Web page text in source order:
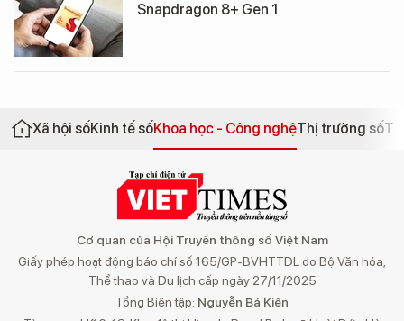
Snapdragon 8+ Gen 1
Xã hội sốKinh tế sốKhoa học - Công nghệThị trường số
Cơ quan của Hội Truyền thông số Việt Nam
Giấy phép hoạt động báo chí số 165/GP-BVHTTDL do Bộ Văn hóa,
Thể thao và Du lịch cấp ngày 27/11/2025
Tổng Biên tập: Nguyễn Bá Kiên